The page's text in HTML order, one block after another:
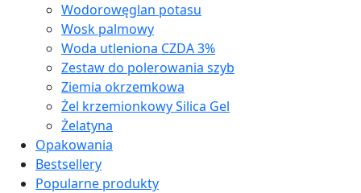
Wodorowęglan potasu
Wosk palmowy
Woda utleniona CZDA 3%
Zestaw do polerowania szyb
Ziemia okrzemkowa
Żel krzemionkowy Silica Gel
Żelatyna
Opakowania
Bestsellery
Popularne produkty